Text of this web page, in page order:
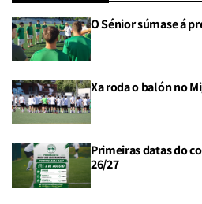
O Sénior súmase á
Xa roda o balón no
Primeiras datas do
26/27